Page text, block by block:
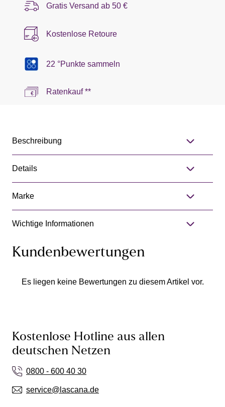
Gratis Versand ab 50 €
Kostenlose Retoure
22 °Punkte sammeln
Ratenkauf **
Beschreibung
Details
Marke
Wichtige Informationen
Kundenbewertungen
Es liegen keine Bewertungen zu diesem Artikel vor.
Kostenlose Hotline aus allen
deutschen Netzen
0800 - 600 40 30
service@lascana.de